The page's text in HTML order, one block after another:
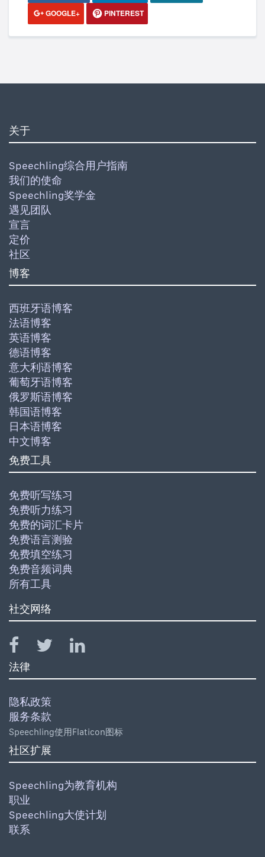
GOOGLE+
PINTEREST
关于
Speechling综合用户指南
我们的使命
Speechling奖学金
遇见团队
宣言
定价
社区
博客
西班牙语博客
法语博客
英语博客
德语博客
意大利语博客
葡萄牙语博客
俄罗斯语博客
韩国语博客
日本语博客
中文博客
免费工具
免费听写练习
免费听力练习
免费的词汇卡片
免费语言测验
免费填空练习
免费音频词典
所有工具
社交网络
法律
隐私政策
服务条款
Speechling使用Flaticon图标
社区扩展
Speechling为教育机构
职业
Speechling大使计划
联系